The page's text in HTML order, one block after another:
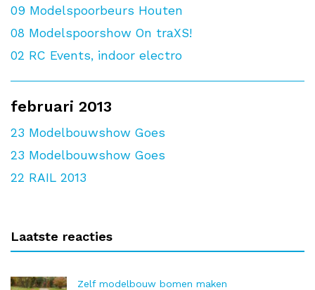
09 Modelspoorbeurs Houten
08 Modelspoorshow On traXS!
02 RC Events, indoor electro
februari 2013
23 Modelbouwshow Goes
23 Modelbouwshow Goes
22 RAIL 2013
Laatste reacties
Zelf modelbouw bomen maken